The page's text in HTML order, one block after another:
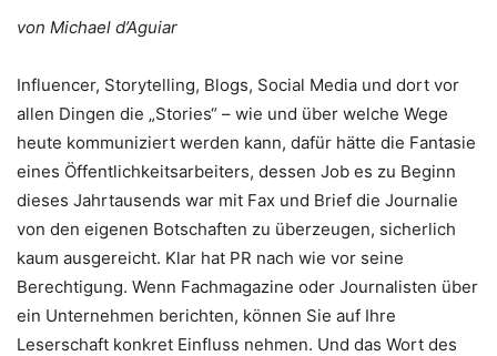
von Michael d’Aguiar
Influencer, Storytelling, Blogs, Social Media und dort vor
allen Dingen die „Stories“ – wie und über welche Wege
heute kommuniziert werden kann, dafür hätte die Fantasie
eines Öffentlichkeitsarbeiters, dessen Job es zu Beginn
dieses Jahrtausends war mit Fax und Brief die Journalie
von den eigenen Botschaften zu überzeugen, sicherlich
kaum ausgereicht. Klar hat PR nach wie vor seine
Berechtigung. Wenn Fachmagazine oder Journalisten über
ein Unternehmen berichten, können Sie auf Ihre
Leserschaft konkret Einfluss nehmen. Und das Wort des